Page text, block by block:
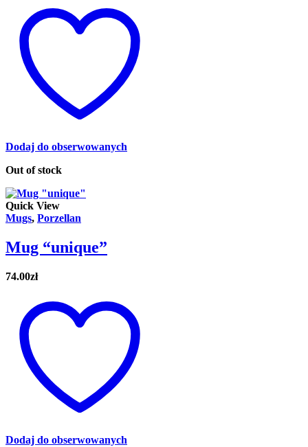
Dodaj do obserwowanych
Out of stock
Quick View
Mugs, Porzellan
Mug “unique”
74.00zł
Dodaj do obserwowanych